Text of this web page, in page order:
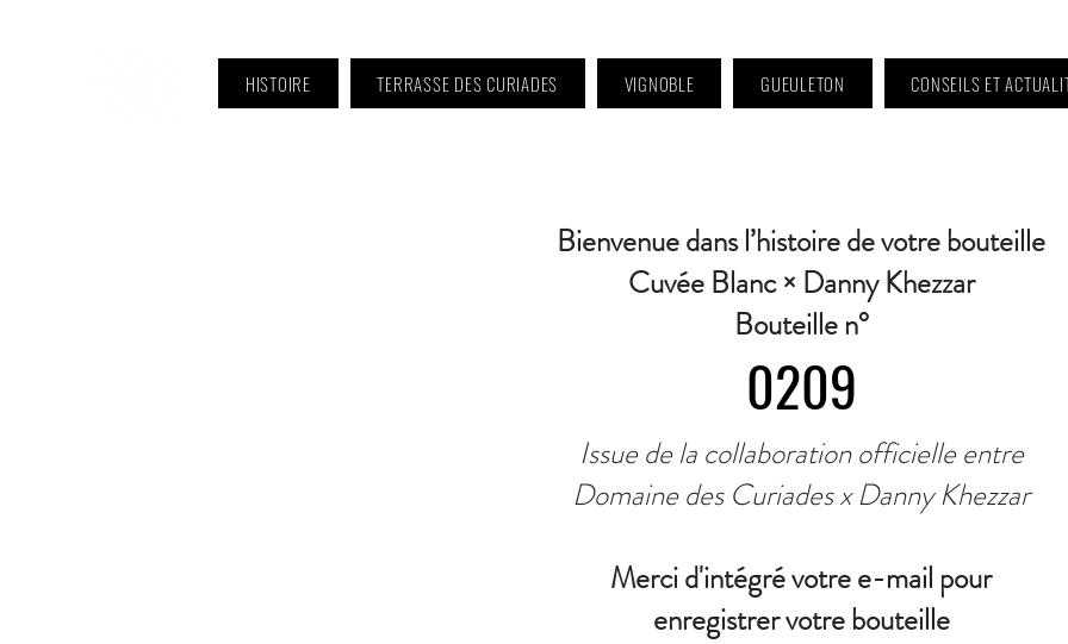
HISTOIRE TERRASSE DES CURIADES VIGNOBLE GUEULETON CONSEILS ET
Bienvenue dans l’histoire de votre bouteille
Cuvée Blanc × Danny Khezzar
Bouteille n°
0209
Issue de la collaboration officielle entre
Domaine des Curiades x Danny Khezzar
Merci d'intégré votre e-mail pour
enregistrer votre bouteille